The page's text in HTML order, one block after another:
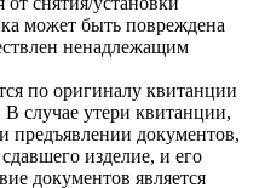
может быть повреждена
ненадлежащим
по оригиналу квитанции
случае утери квитанции,
предъявлении документов,
изделие, и его
документов является